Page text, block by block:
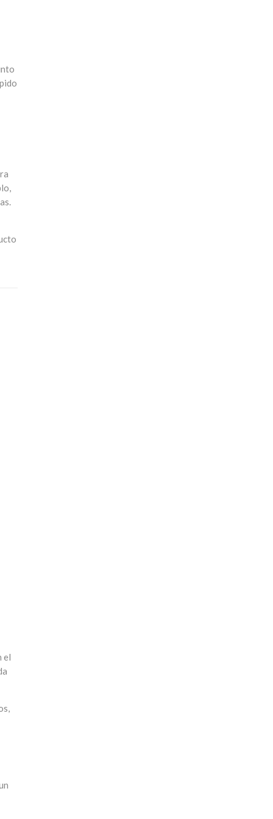
el